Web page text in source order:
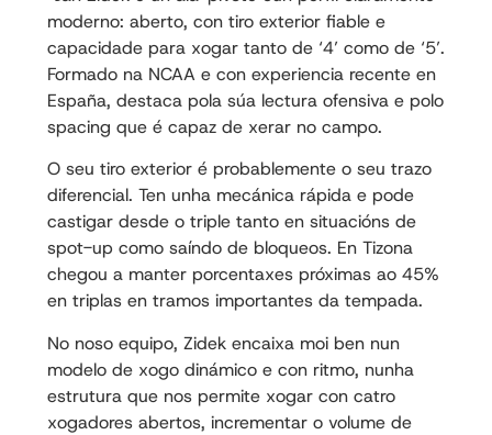
moderno: aberto, con tiro exterior fiable e
capacidade para xogar tanto de ‘4’ como de ‘5’.
Formado na NCAA e con experiencia recente en
España, destaca pola súa lectura ofensiva e polo
spacing que é capaz de xerar no campo.
O seu tiro exterior é probablemente o seu trazo
diferencial. Ten unha mecánica rápida e pode
castigar desde o triple tanto en situacións de
spot-up como saíndo de bloqueos. En Tizona
chegou a manter porcentaxes próximas ao 45%
en triplas en tramos importantes da tempada.
No noso equipo, Zidek encaixa moi ben nun
modelo de xogo dinámico e con ritmo, nunha
estrutura que nos permite xogar con catro
xogadores abertos, incrementar o volume de